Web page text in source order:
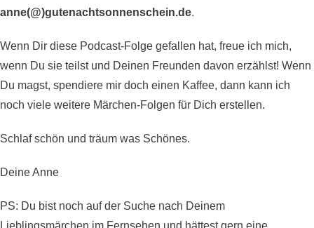
anne(@)gutenachtsonnenschein.de.
Wenn Dir diese Podcast-Folge gefallen hat, freue ich mich,
wenn Du sie teilst und Deinen Freunden davon erzählst! Wenn
Du magst, spendiere mir doch einen Kaffee, dann kann ich
noch viele weitere Märchen-Folgen für Dich erstellen.
Schlaf schön und träum was Schönes.
Deine Anne
PS: Du bist noch auf der Suche nach Deinem
Lieblingsmärchen im Fernsehen und hättest gern eine